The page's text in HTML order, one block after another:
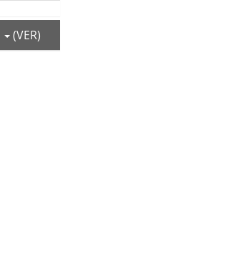
(VER)